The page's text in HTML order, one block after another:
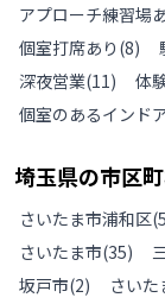
アプローチ練習場
個室打席あり (8)
深夜営業(11) 体
個室のあるインド
埼玉県の市区
さいたま市浦和区(5
さいたま市(35)
坂戸市(2) さい